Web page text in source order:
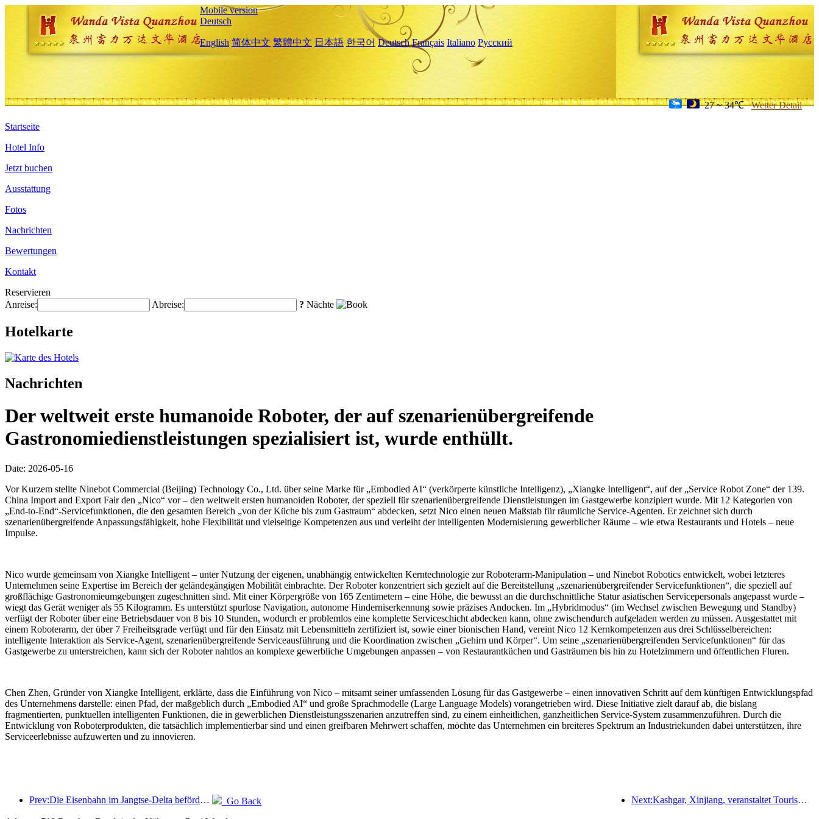
Mobile version
Deutsch
English 简体中文 繁體中文 日本語 한국어 Deutsch Français Italiano Русский
27 ~ 34℃ Wetter Detail
Startseite
Hotel Info
Jetzt buchen
Ausstattung
Fotos
Nachrichten
Bewertungen
Kontakt
Reservieren
Anreise:
Abreise: ? Nächte
Hotelkarte
Nachrichten
Der weltweit erste humanoide Roboter, der auf szenarienübergreifende
Gastronomiedienstleistungen spezialisiert ist, wurde enthüllt.
Date: 2026-05-16
Vor Kurzem stellte Ninebot Commercial (Beijing) Technology Co., Ltd. über seine Marke für „Embodied AI“ (verkörperte künstliche Intelligenz), „Xiangke Intelligent“, auf der „Service Robot Zone“ der 139.
China Import and Export Fair den „Nico“ vor – den weltweit ersten humanoiden Roboter, der speziell für szenarienübergreifende Dienstleistungen im Gastgewerbe konzipiert wurde. Mit 12 Kategorien von
„End-to-End“-Servicefunktionen, die den gesamten Bereich „von der Küche bis zum Gastraum“ abdecken, setzt Nico einen neuen Maßstab für räumliche Service-Agenten. Er zeichnet sich durch
szenarienübergreifende Anpassungsfähigkeit, hohe Flexibilität und vielseitige Kompetenzen aus und verleiht der intelligenten Modernisierung gewerblicher Räume – wie etwa Restaurants und Hotels – neue
Impulse.
Nico wurde gemeinsam von Xiangke Intelligent – unter Nutzung der eigenen, unabhängig entwickelten Kerntechnologie zur Roboterarm-Manipulation – und Ninebot Robotics entwickelt, wobei letzteres
Unternehmen seine Expertise im Bereich der geländegängigen Mobilität einbrachte. Der Roboter konzentriert sich gezielt auf die Bereitstellung „szenarienübergreifender Servicefunktionen“, die speziell auf
großflächige Gastronomieumgebungen zugeschnitten sind. Mit einer Körpergröße von 165 Zentimetern – eine Höhe, die bewusst an die durchschnittliche Statur asiatischen Servicepersonals angepasst wurde –
wiegt das Gerät weniger als 55 Kilogramm. Es unterstützt spurlose Navigation, autonome Hinderniserkennung sowie präzises Andocken. Im „Hybridmodus“ (im Wechsel zwischen Bewegung und Standby)
verfügt der Roboter über eine Betriebsdauer von 8 bis 10 Stunden, wodurch er problemlos eine komplette Serviceschicht abdecken kann, ohne zwischendurch aufgeladen werden zu müssen. Ausgestattet mit
einem Roboterarm, der über 7 Freiheitsgrade verfügt und für den Einsatz mit Lebensmitteln zertifiziert ist, sowie einer bionischen Hand, vereint Nico 12 Kernkompetenzen aus drei Schlüsselbereichen:
intelligente Interaktion als Service-Agent, szenarienübergreifende Serviceausführung und die Koordination zwischen „Gehirn und Körper“. Um seine „szenarienübergreifenden Servicefunktionen“ für das
Gastgewerbe zu unterstreichen, kann sich der Roboter nahtlos an komplexe gewerbliche Umgebungen anpassen – von Restaurantküchen und Gasträumen bis hin zu Hotelzimmern und öffentlichen Fluren.
Chen Zhen, Gründer von Xiangke Intelligent, erklärte, dass die Einführung von Nico – mitsamt seiner umfassenden Lösung für das Gastgewerbe – einen innovativen Schritt auf dem künftigen Entwicklungspfad
des Unternehmens darstelle: einen Pfad, der maßgeblich durch „Embodied AI“ und große Sprachmodelle (Large Language Models) vorangetrieben wird. Diese Initiative zielt darauf ab, die bislang
fragmentierten, punktuellen intelligenten Funktionen, die in gewerblichen Dienstleistungsszenarien anzutreffen sind, zu einem einheitlichen, ganzheitlichen Service-System zusammenzuführen. Durch die
Entwicklung von Roboterprodukten, die tatsächlich implementierbar sind und einen greifbaren Mehrwert schaffen, möchte das Unternehmen ein breiteres Spektrum an Industriekunden dabei unterstützen, ihre
Serviceerlebnisse aufzuwerten und zu innovieren.
Prev:Die Eisenbahn im Jangtse-Delta beförderte während der Maifeiertage über 21,38 Millionen Fahrgäste. Next:Kashgar, Xinjiang, veranstaltet Tourismus-Werbeevent zur Förderung des interethnischen Austauschs.
Go Back